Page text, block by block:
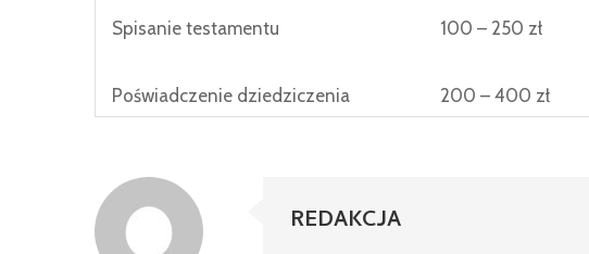
Spisanie testamentu 100 – 250 zł
Poświadczenie dziedziczenia
200 – 400 zł
REDAKCJA